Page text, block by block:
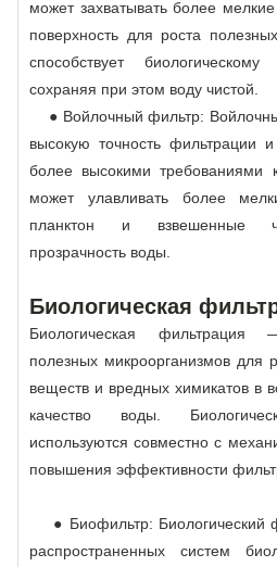
может захватывать более
поверхность для роста
способствует
сохраняя при этом воду чистой.
● Войлочный фильтр:
высокую точность фильтрации
более высокими требованиями
может улавливать более
планктон и взвешенные
прозрачность воды.
Биологическая
Биологическая фильтрация
полезных микроорганизмов для
веществ и вредных химикатов в
качество воды.
используются совместно с
повышения эффективности
● Биофильтр: Биологический
распространенных систем